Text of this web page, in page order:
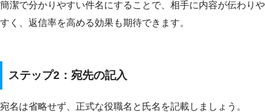
簡潔で分かりやすい件名にすることで、相手に内容が伝わりや
すく、返信率を高める効果も期待できます。
ステップ2：宛先の記入
宛名は省略せず、正式な役職名と氏名を記載しましょう。